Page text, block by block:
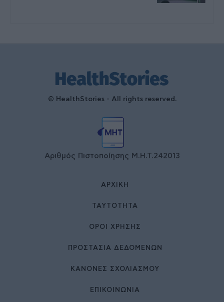
© HealthStories - All rights reserved.
Αριθμός Πιστοποίησης Μ.Η.Τ.242013
ΑΡΧΙΚΉ
ΤΑΥΤΌΤΗΤΑ
ΌΡΟΙ ΧΡΉΣΗΣ
ΠΡΟΣΤΑΣΙΑ ΔΕΔΟΜΕΝΩΝ
ΚΑΝΟΝΕΣ ΣΧΟΛΙΑΣΜΟΥ
ΕΠΙΚΟΙΝΩΝΊΑ